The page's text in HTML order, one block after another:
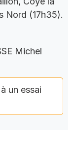
Nord (17h35).
Michel
un essai